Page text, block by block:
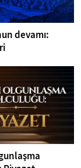
devamı: